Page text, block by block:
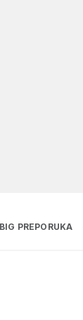
BIG PREPORUKA